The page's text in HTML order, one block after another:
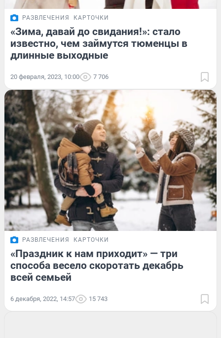
РАЗВЛЕЧЕНИЯ КАРТОЧКИ
«Зима, давай до свидания!»: стало
известно, чем займутся тюменцы в
длинные выходные
20 февраля, 2023, 10:00 7 706
РАЗВЛЕЧЕНИЯ КАРТОЧКИ
«Праздник к нам приходит» — три
способа весело скоротать декабрь
всей семьей
6 декабря, 2022, 14:57 15 743